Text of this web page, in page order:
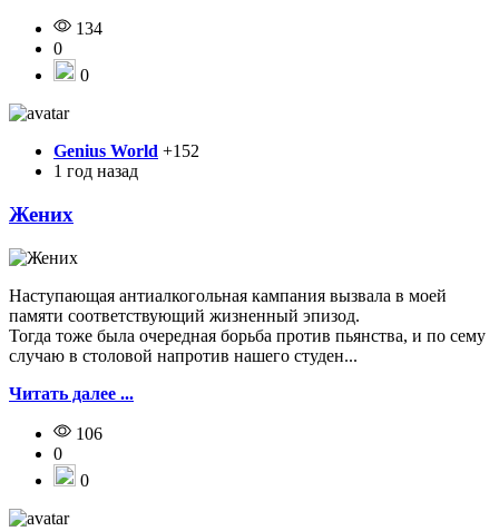
134
0
0
Genius World +152
1 год назад
Жених
Наступающая антиалкогольная кампания вызвала в моей
памяти соответствующий жизненный эпизод.
Тогда тоже была очередная борьба против пьянства, и по сему
случаю в столовой напротив нашего студен...
Читать далее ...
106
0
0